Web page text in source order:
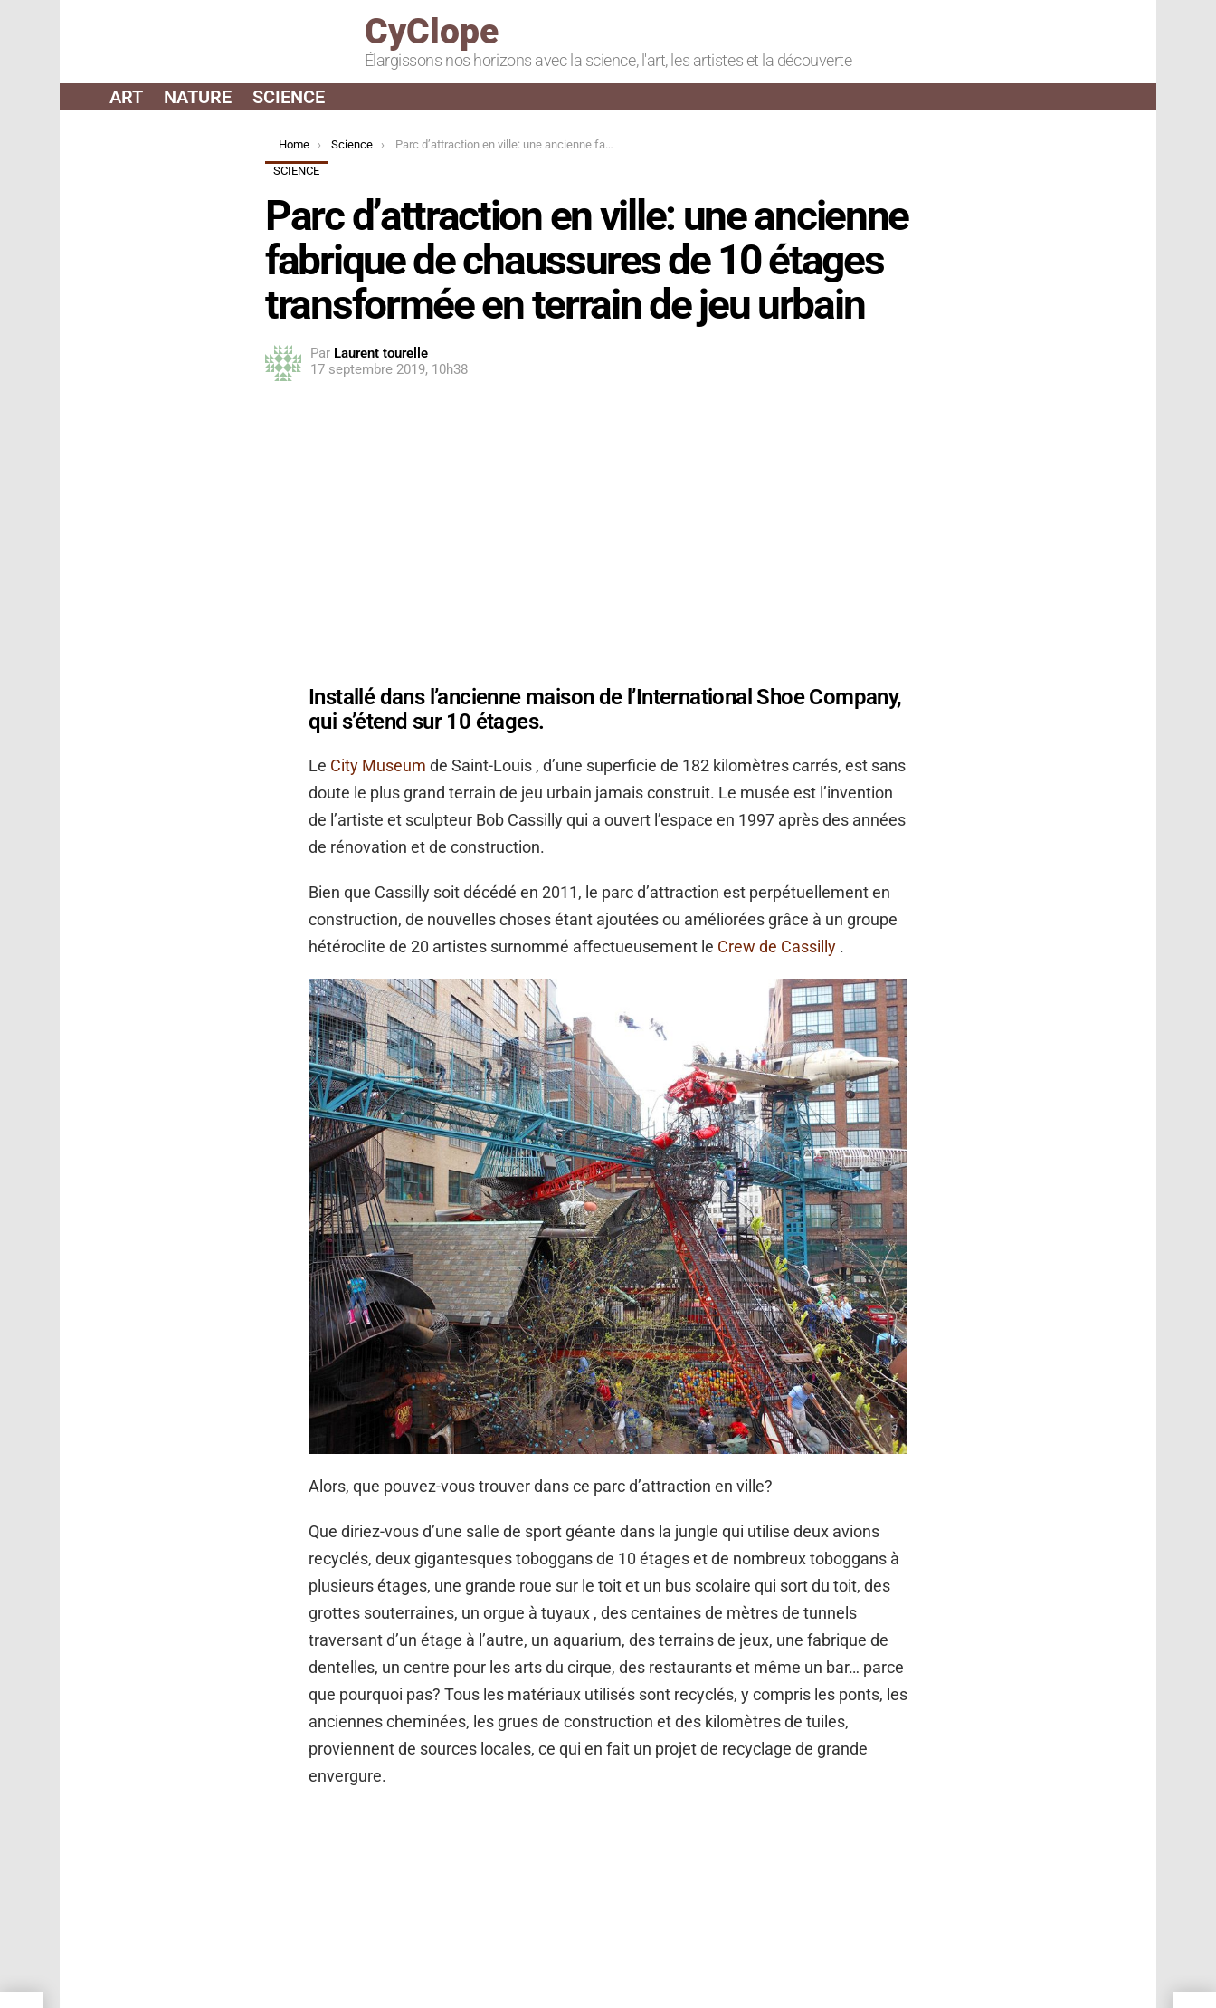
CyClope
Élargissons nos horizons avec la science, l'art, les artistes et la découverte
ART NATURE SCIENCE
You are here:
Home Science
Parc d’attraction en ville: une ancienne fabrique de chaussures de 10 étages transformée en terrain de jeu urbain
SCIENCE
Parc d’attraction en ville: une ancienne
fabrique de chaussures de 10 étages
transformée en terrain de jeu urbain
Par Laurent tourelle
17 septembre 2019, 10h38
Installé dans l’ancienne maison de l’International Shoe Company,
qui s’étend sur 10 étages.
Le City Museum de Saint-Louis , d’une superficie de 182 kilomètres carrés, est sans
doute le plus grand terrain de jeu urbain jamais construit. Le musée est l’invention
de l’artiste et sculpteur Bob Cassilly qui a ouvert l’espace en 1997 après des années
de rénovation et de construction.
Bien que Cassilly soit décédé en 2011, le parc d’attraction est perpétuellement en
construction, de nouvelles choses étant ajoutées ou améliorées grâce à un groupe
hétéroclite de 20 artistes surnommé affectueusement le Crew de Cassilly .
Alors, que pouvez-vous trouver dans ce parc d’attraction en ville?
Que diriez-vous d’une salle de sport géante dans la jungle qui utilise deux avions
recyclés, deux gigantesques toboggans de 10 étages et de nombreux toboggans à
plusieurs étages, une grande roue sur le toit et un bus scolaire qui sort du toit, des
grottes souterraines, un orgue à tuyaux , des centaines de mètres de tunnels
traversant d’un étage à l’autre, un aquarium, des terrains de jeux, une fabrique de
dentelles, un centre pour les arts du cirque, des restaurants et même un bar… parce
que pourquoi pas? Tous les matériaux utilisés sont recyclés, y compris les ponts, les
anciennes cheminées, les grues de construction et des kilomètres de tuiles,
proviennent de sources locales, ce qui en fait un projet de recyclage de grande
envergure.